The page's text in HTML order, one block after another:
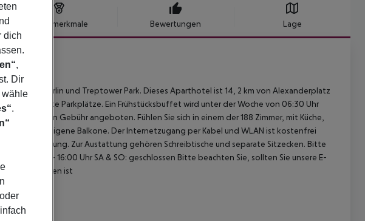
Hotelmerkmale Bewertungen Lage
FEZ-Berlin und Treptower Park. Dieses Aparthotel ist 14, 2 km von Alexanderplatz
es begrenzte Parkplätze. Ein Frühstücksbuffet wird unter der Woche von 06:30 Uhr
Uhr gegen Gebühr angeboten. Fühlen Sie sich in einem der 188 Zimmer, mit Küche,
haben eigene Balkone. Der Internetzugang per Kabel und WLAN ist kostenfrei
Unterhaltung. Zur Austattung gehören Schreibtische und separate Sitzecken. Bitte
10:00 Uhr - 16:00 Uhr SA & SO: geschlossen Bitte beachten Sie, sollten Sie unsere E-
zu entrichten ist
dich
,
Dir
wähle
.